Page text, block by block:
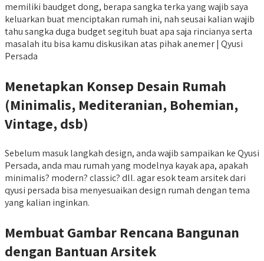
memiliki baudget dong, berapa sangka terka yang wajib saya
keluarkan buat menciptakan rumah ini, nah seusai kalian wajib
tahu sangka duga budget segituh buat apa saja rincianya serta
masalah itu bisa kamu diskusikan atas pihak anemer | Qyusi
Persada
Menetapkan Konsep Desain Rumah
(Minimalis, Mediteranian, Bohemian,
Vintage, dsb)
Sebelum masuk langkah design, anda wajib sampaikan ke Qyusi
Persada, anda mau rumah yang modelnya kayak apa, apakah
minimalis? modern? classic? dll. agar esok team arsitek dari
qyusi persada bisa menyesuaikan design rumah dengan tema
yang kalian inginkan.
Membuat Gambar Rencana Bangunan
dengan Bantuan Arsitek